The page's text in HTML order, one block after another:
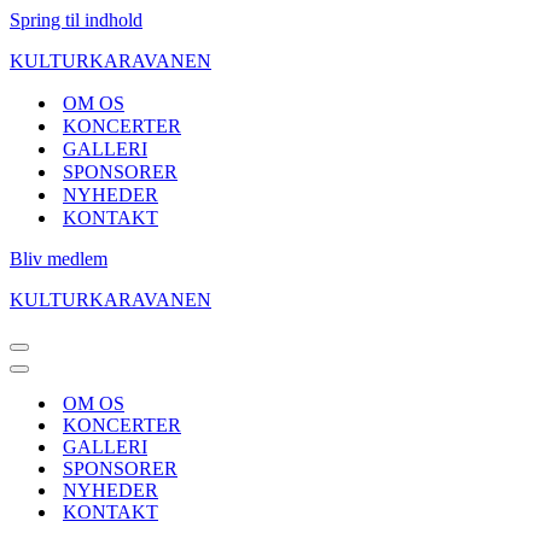
Spring til indhold
KULTURKARAVANEN
OM OS
KONCERTER
GALLERI
SPONSORER
NYHEDER
KONTAKT
Bliv medlem
KULTURKARAVANEN
Navigation
menu
Navigation
OM OS
KONCERTER
GALLERI
SPONSORER
NYHEDER
KONTAKT